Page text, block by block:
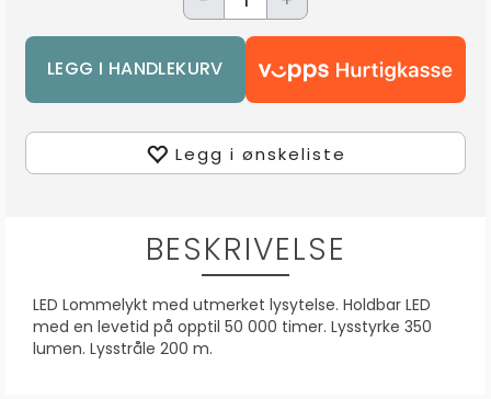
Legg i ønskeliste
BESKRIVELSE
LED Lommelykt med utmerket lysytelse. Holdbar LED
med en levetid på opptil 50 000 timer. Lysstyrke 350
lumen. Lysstråle 200 m.